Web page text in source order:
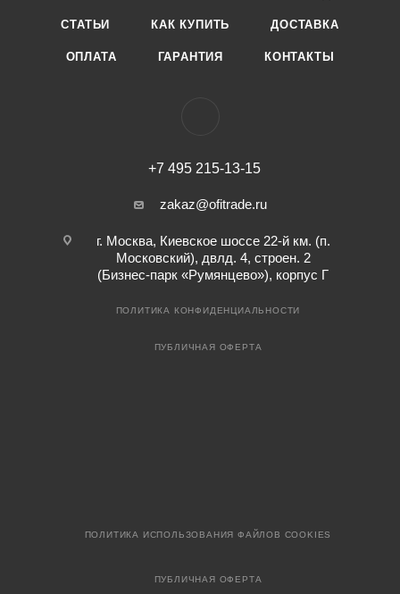
СТАТЬИ КАК КУПИТЬ ДОСТАВКА
ОПЛАТА ГАРАНТИЯ КОНТАКТЫ
+7 495 215-13-15
zakaz@ofitrade.ru
г. Москва, Киевское шоссе 22-й км. (п.
Московский), двлд. 4, строен. 2
(Бизнес-парк «Румянцево»), корпус Г
ПОЛИТИКА КОНФИДЕНЦИАЛЬНОСТИ
ПУБЛИЧНАЯ ОФЕРТА
ПОЛИТИКА ИСПОЛЬЗОВАНИЯ ФАЙЛОВ COOKIES
ПУБЛИЧНАЯ ОФЕРТА